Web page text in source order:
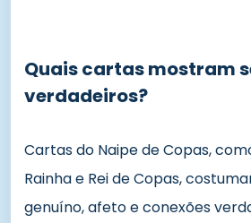
Quais cartas mostram
verdadeiros?
Cartas do Naipe de Copas,
Rainha e Rei de Copas,
genuíno, afeto e conexões